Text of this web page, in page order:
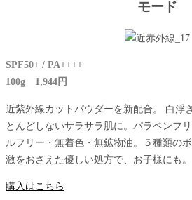
モード
SPF50+ / PA++++
100g 1,944円
近紫外線カットパウダーを新配合。 白浮
とんどしないサラサラ肌に。パラベンフ
ルフリー・無着色・無鉱物油。５種類の
激をおさえた優しい処方で、お子様にも。
購入はこちら